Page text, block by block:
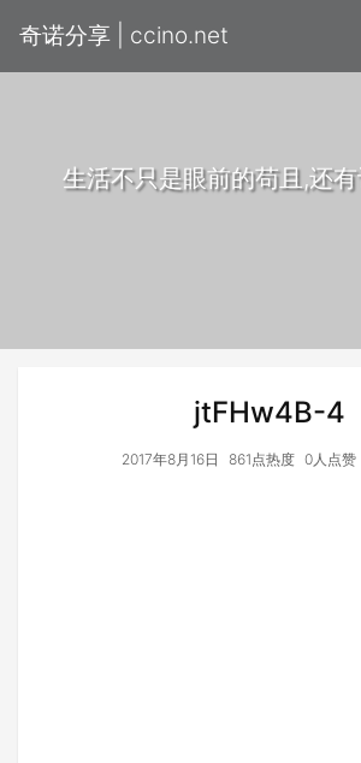
奇诺分享 | ccino.net
生活不只是眼前的苟且,还有
jtFHw4B-4
2017年8月16日 861点热度 0人点赞